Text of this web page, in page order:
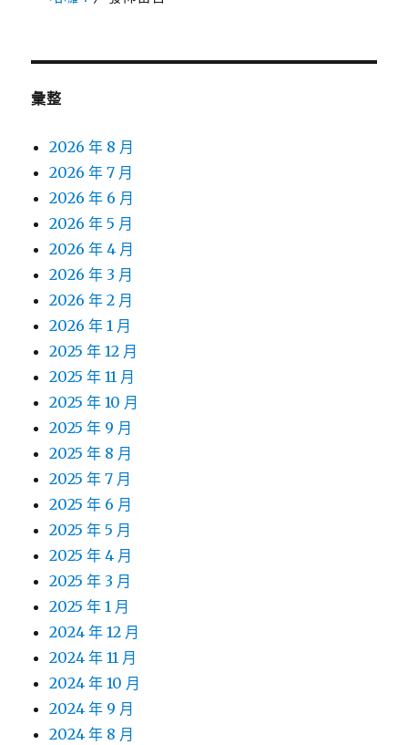
彙整
2026 年 8 月
2026 年 7 月
2026 年 6 月
2026 年 5 月
2026 年 4 月
2026 年 3 月
2026 年 2 月
2026 年 1 月
2025 年 12 月
2025 年 11 月
2025 年 10 月
2025 年 9 月
2025 年 8 月
2025 年 7 月
2025 年 6 月
2025 年 5 月
2025 年 4 月
2025 年 3 月
2025 年 1 月
2024 年 12 月
2024 年 11 月
2024 年 10 月
2024 年 9 月
2024 年 8 月